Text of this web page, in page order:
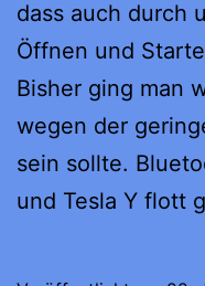
dass auch durch
Öffnen und
Bisher ging man
wegen der
sein sollte.
und Tesla Y flott